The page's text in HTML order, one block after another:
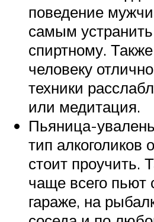
поведение
самым
спиртному.
человеку
техники
или медитация.
Пьяница-
тип алкоголиков
стоит проучить.
чаще всего пьют
гараже, на